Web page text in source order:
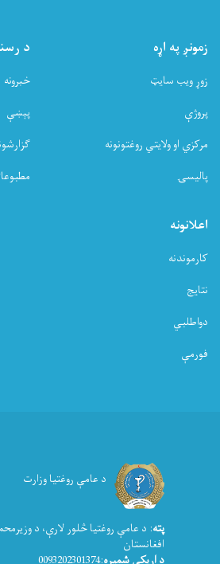
زمونږ په اړه
زوړ ویب سایټ
پروژې
مرکزي او ولایتي روغتونونه
پالیسۍ
د
خبرونه
پېښې
اعلانونه
کارموندنه
نتایج
دواطلبي
فورمې
د عامې روغتیا وزارت
پته: د عامې روغتيا څلور لارې، د
افغانستان